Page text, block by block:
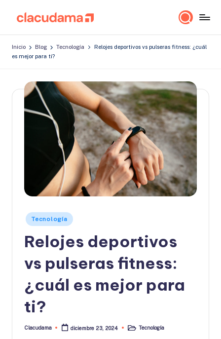
Saltar
contenido
a
c
m
Inicio Blog Tecnología
Relojes deportivos vs pulseras fitness: ¿cuál
es mejor para ti?
Publicado
en
Tecnología
Relojes deportivos
vs pulseras fitness:
¿cuál es mejor para
ti?
Publicado
Clacudama diciembre 23, 2024
PublicadoTecnología